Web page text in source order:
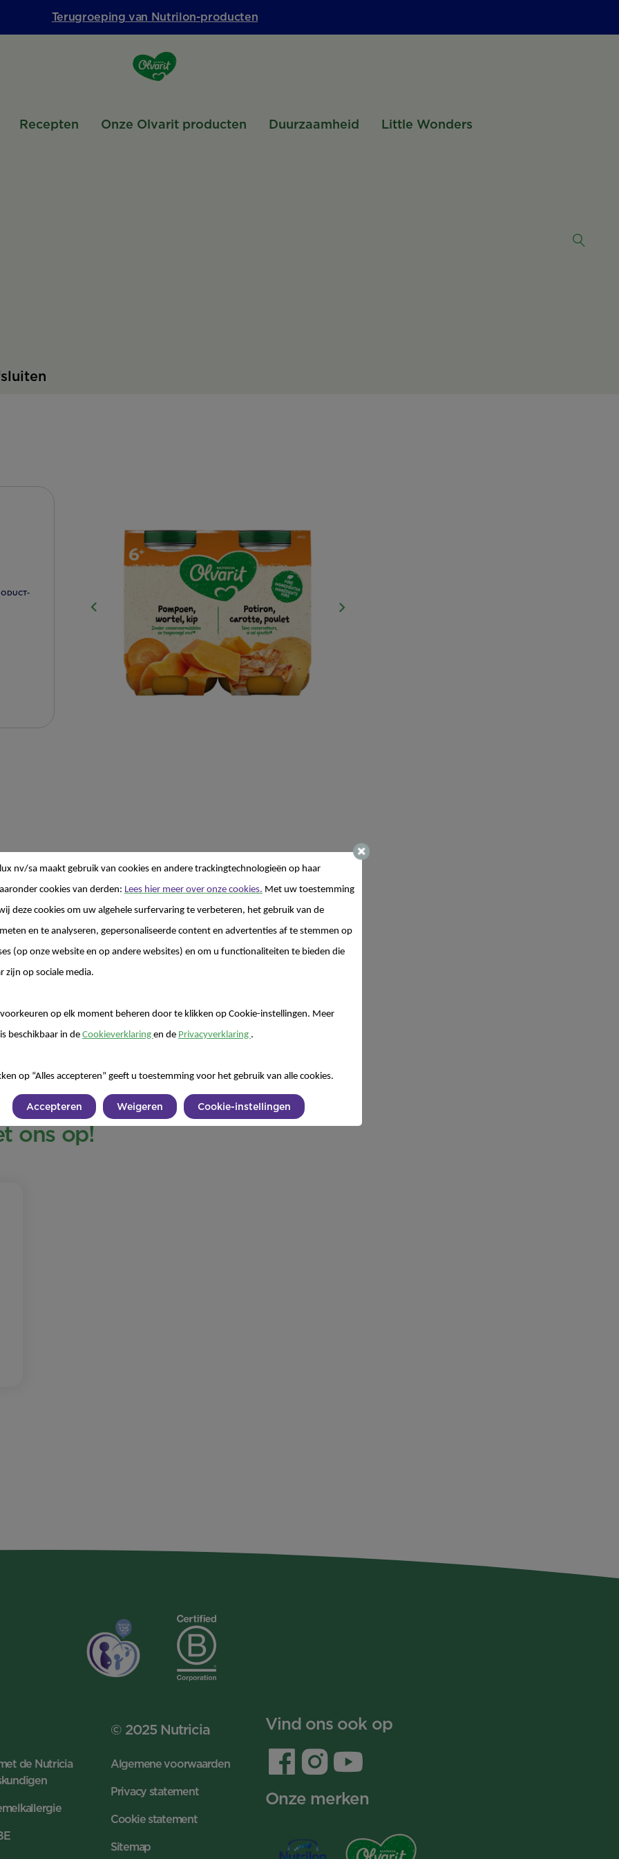
Terugroeping van Nutrilon-producten
Recepten Onze Olvarit producten Duurzaamheid Little Wonders
ons op!
de Nutricia
© 2025 Nutricia
Algemene voorwaarden
Privacy statement
Cookie statement
Sitemap
Vind ons ook op
Onze merken
nv/sa maakt gebruik van cookies en andere trackingtechnologieën op haar
cookies van derden: Lees hier meer over onze cookies. Met uw toestemming
deze cookies om uw algehele surfervaring te verbeteren, het gebruik van de
en te analyseren, gepersonaliseerde content en advertenties af te stemmen op
(op onze website en op andere websites) en om u functionaliteiten te bieden die
zijn op sociale media.
op elk moment beheren door te klikken op Cookie-instellingen. Meer
beschikbaar in de Cookieverklaring en de Privacyverklaring .
op “Alles accepteren” geeft u toestemming voor het gebruik van alle cookies.
Accepteren Weigeren Cookie-instellingen